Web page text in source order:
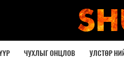
ЧУХЛЫГ ОНЦЛОВ УЛСТӨР